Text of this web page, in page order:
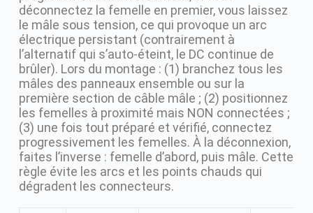
déconnectez la femelle en premier, vous laissez
le mâle sous tension, ce qui provoque un arc
électrique persistant (contrairement à
l’alternatif qui s’auto-éteint, le DC continue de
brûler). Lors du montage : (1) branchez tous les
mâles des panneaux ensemble ou sur la
première section de câble mâle ; (2) positionnez
les femelles à proximité mais NON connectées ;
(3) une fois tout préparé et vérifié, connectez
progressivement les femelles. À la déconnexion,
faites l’inverse : femelle d’abord, puis mâle. Cette
règle évite les arcs et les points chauds qui
dégradent les connecteurs.